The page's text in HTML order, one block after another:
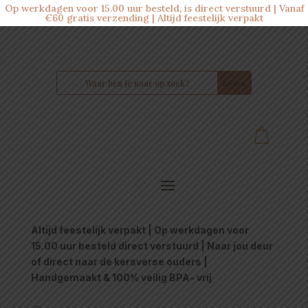
Op werkdagen voor 15.00 uur besteld, is direct verstuurd | Vanaf
€60 gratis verzending | Altijd feestelijk verpakt
Altijd feestelijk verpakt | Op werkdagen voor
15.00 uur besteld direct verstuurd | Naar jou deur
of direct naar de kersverse ouders |
Handgemaakt & 100% veilig BPA- vrij